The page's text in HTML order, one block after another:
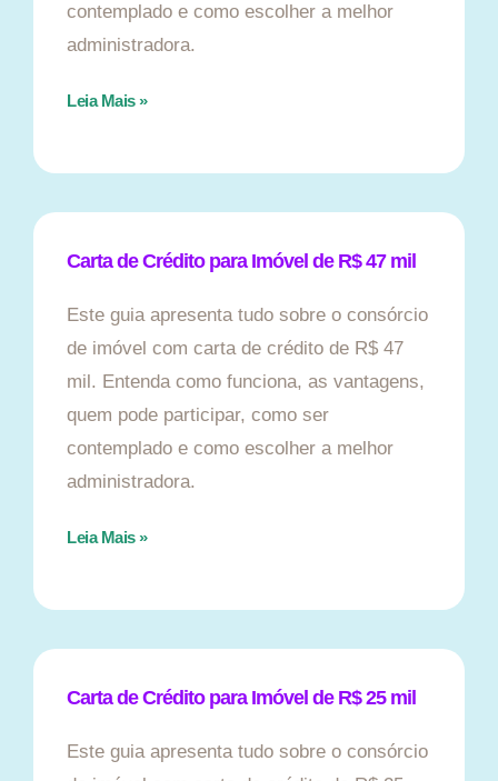
contemplado e como escolher a melhor
administradora.
Leia Mais »
Carta de Crédito para Imóvel de R$ 47 mil
Este guia apresenta tudo sobre o consórcio
de imóvel com carta de crédito de R$ 47
mil. Entenda como funciona, as vantagens,
quem pode participar, como ser
contemplado e como escolher a melhor
administradora.
Leia Mais »
Carta de Crédito para Imóvel de R$ 25 mil
Este guia apresenta tudo sobre o consórcio